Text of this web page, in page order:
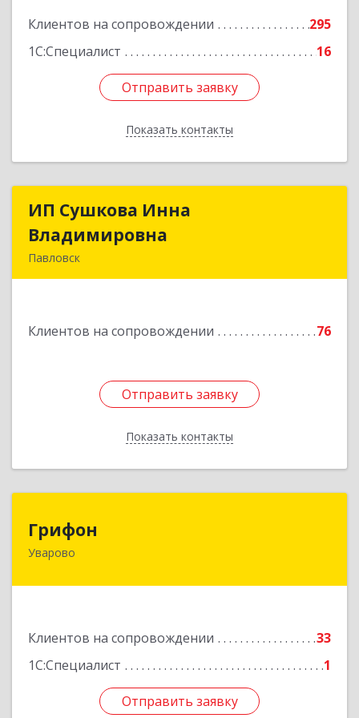
Клиентов на сопровождении
295
1С:Специалист
16
Отправить заявку
Показать контакты
Отправить заявку
Назад
ИП Сушкова Инна
Владимировна
Павловск
Клиентов на сопровождении 76
Отправить заявку
Показать контакты
ИП Сушкова Инна
Подробнее
Отправить заявку
Назад
Грифон
Уварово
Клиентов на сопровождении
33
1С:Специалист
1
Отправить заявку
393461, Тамбовская обл, Уварово г, Южная ул,
Отправить заявку